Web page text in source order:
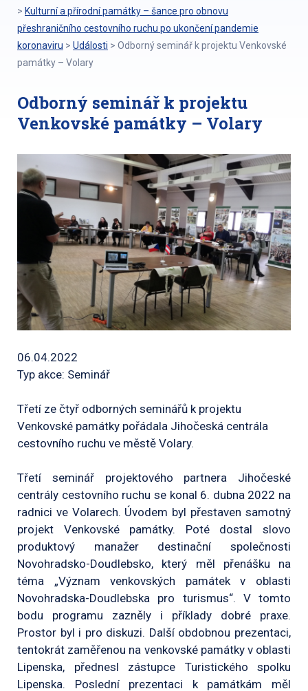
> Kulturní a přírodní památky – šance pro obnovu
přeshraničního cestovního ruchu po ukončení pandemie
koronaviru > Události > Odborný seminář k projektu Venkovské
památky – Volary
Odborný seminář k projektu
Venkovské památky – Volary
06.04.2022
Typ akce: Seminář
Třetí ze čtyř odborných seminářů k projektu
Venkovské památky pořádala Jihočeská centrála
cestovního ruchu ve městě Volary.
Třetí seminář projektového partnera Jihočeské
centrály cestovního ruchu se konal 6. dubna 2022 na
radnici ve Volarech. Úvodem byl přestaven samotný
projekt Venkovské památky. Poté dostal slovo
produktový manažer destinační společnosti
Novohradsko-Doudlebsko, který měl přenášku na
téma „Význam venkovských památek v oblasti
Novohradska-Doudlebska pro turismus“. V tomto
bodu programu zazněly i příklady dobré praxe.
Prostor byl i pro diskuzi. Další obdobnou prezentaci,
tentokrát zaměřenou na venkovské památky v oblasti
Lipenska, přednesl zástupce Turistického spolku
Lipenska. Poslední prezentaci k památkám měl